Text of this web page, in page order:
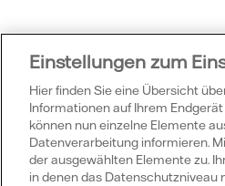
Einstellungen zum
Hier finden Sie eine Übersicht
Informationen auf Ihrem
können nun einzelne Elemente
Datenverarbeitung informieren.
der ausgewählten Elemente zu.
in denen das Datenschutzniveau